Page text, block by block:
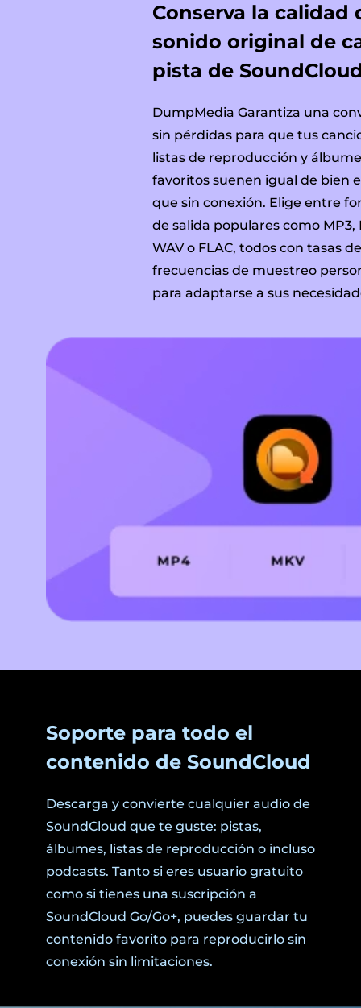
Conserva la calidad
sonido original de
pista de
DumpMedia Garantiza una
sin pérdidas para que tus
listas de reproducción y
favoritos suenen igual de bien
que sin conexión. Elige entre
de salida populares como MP3,
WAV o FLAC, todos con tasas
frecuencias de muestreo
para adaptarse a sus
Soporte para todo el
contenido de SoundCloud
Descarga y convierte cualquier audio de
SoundCloud que te guste: pistas,
álbumes, listas de reproducción o incluso
podcasts. Tanto si eres usuario gratuito
como si tienes una suscripción a
SoundCloud Go/Go+, puedes guardar tu
contenido favorito para reproducirlo sin
conexión sin limitaciones.